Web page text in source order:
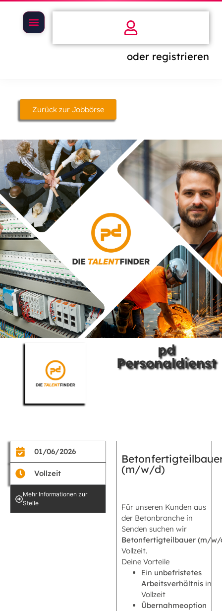
oder registrieren
Zurück zur Jobbörse
pd
Personaldienst
01/06/2026
Vollzeit
Mehr Informationen zur
Stelle
(m/w/d)
Für unseren Kunden aus
der Betonbranche in
Senden suchen wir
Betonfertigteilbauer (m/w/
Vollzeit.
Deine Vorteile
Ein unbefristetes
Arbeitsverhältnis in
Vollzeit
Übernahmeoption